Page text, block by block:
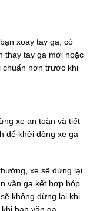
xoay tay ga, có
thay tay ga mới hoặc
chuẩn hơn trước khi
xe an toàn và tiết
để khởi động xe ga
xe sẽ dừng lại
vặn ga kết hợp bóp
không dừng lại khi